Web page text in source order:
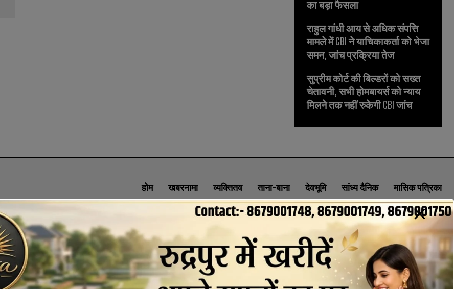
का बड़ा फैसला
राहुल गांधी आय से अधिक संपत्ति
मामले में CBI ने याचिकाकर्ता को भेजा
समन, जांच प्रक्रिया तेज
सुप्रीम कोर्ट की बिल्डरों को सख्त
चेतावनी, सभी होमबायर्स को न्याय
मिलने तक नहीं रुकेगी CBI जांच
होम खबरनामा व्यक्तितव ताना-बाना देवभूमि सांध्य दैनिक मासिक पत्रिका
ABOUT CONTACT PRIVACY POLICY NEWSLETTER
SOCIAL MEDIA CONTACT INFORMATION
uttaranchaldeep.news@gmail.com